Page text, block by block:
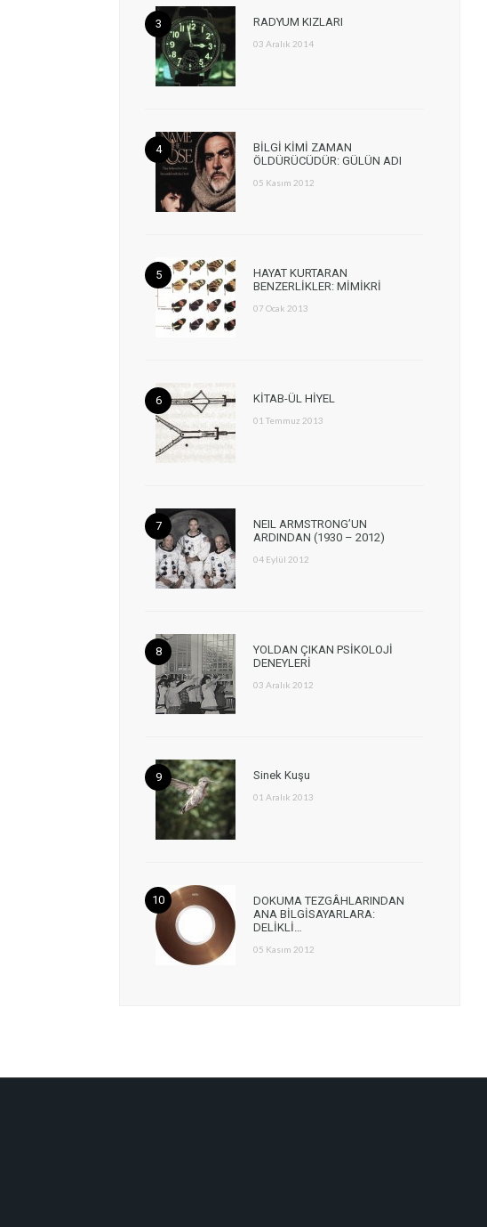
RADYUM KIZLARI
03 Aralık 2014
BİLGİ KİMİ ZAMAN
ÖLDÜRÜCÜDÜR: GÜLÜN ADI
05 Kasım 2012
HAYAT KURTARAN
BENZERLİKLER: MİMİKRİ
07 Ocak 2013
KİTAB-ÜL HİYEL
01 Temmuz 2013
NEIL ARMSTRONG’UN
ARDINDAN (1930 – 2012)
04 Eylül 2012
YOLDAN ÇIKAN PSİKOLOJİ
DENEYLERİ
03 Aralık 2012
Sinek Kuşu
01 Aralık 2013
DOKUMA TEZGÂHLARINDAN
ANA BİLGİSAYARLARA:
DELİKLİ…
05 Kasım 2012